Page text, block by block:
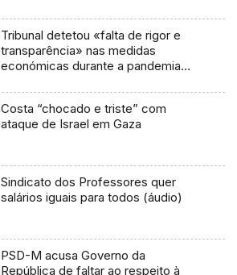
Tribunal detetou «falta de rigor e
transparência» nas medidas
económicas durante a pandemia
Costa “chocado e triste” com
ataque de Israel em Gaza
Sindicato dos Professores quer
salários iguais para todos (áudio)
PSD-M acusa Governo da
República de faltar ao respeito à